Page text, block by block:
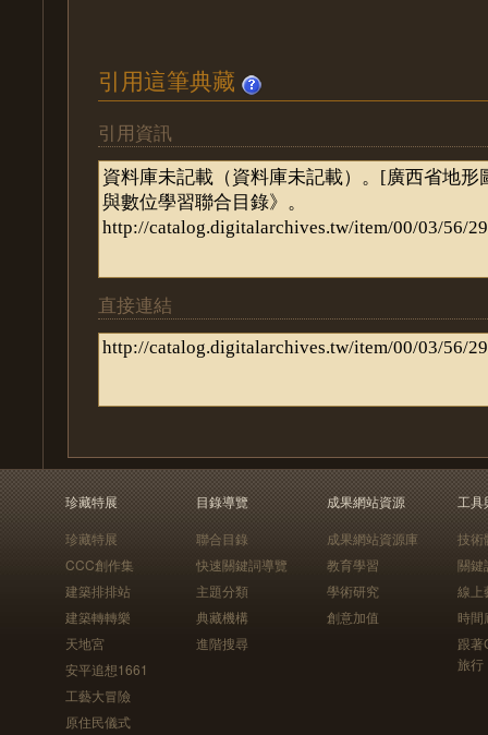
引用這筆典藏
引用資訊
直接連結
珍藏特展
珍藏特展
CCC創作集
建築排排站
建築轉轉樂
天地宮
安平追想1661
工藝大冒險
原住民儀式
目錄導覽
聯合目錄
快速關鍵詞導覽
主題分類
典藏機構
進階搜尋
成果網站資源
成果網站資源庫
教育學習
學術研究
創意加值
工具
技術
關鍵
線上
時間
跟
旅行